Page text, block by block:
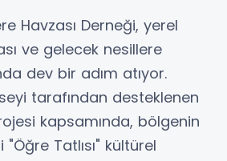
Havzası Derneği, yerel
ve gelecek nesillere
dev bir adım atıyor.
tarafından desteklenen
kapsamında, bölgenin
Tatlısı" kültürel